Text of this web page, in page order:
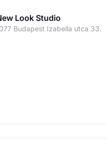
Look Studio
Budapest Izabella utca 33.